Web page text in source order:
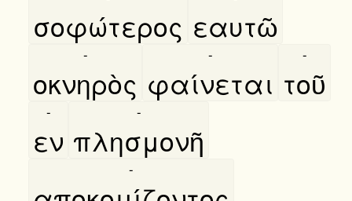
σοφώτερος εαυτῶ
οκνηρὸς
-
φαίνεται
-
τοῦ
-
εν
-
πλησμονῆ
-
-